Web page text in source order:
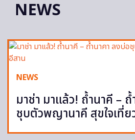
NEWS
NEWS
มาช่า มาแล้ว! ถ้ำนาคี –
ชุบตัวพญานาคี สุขใจเที่ย